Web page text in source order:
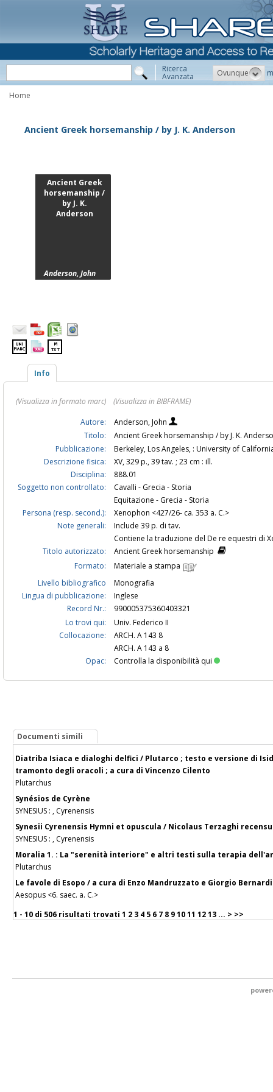
Ricerca
Avanzata Ovunque
Home
Ancient Greek horsemanship / by J. K. Anderson
Ancient Greek
horsemanship /
by J. K.
Anderson
Anderson, John
Info
(Visualizza in formato marc)
(Visualizza in BIBFRAME)
Autore:
Anderson, John
Titolo:
Ancient Greek horsemanship / by J. K.
Pubblicazione:
Berkeley, Los Angeles, : University of
Descrizione fisica:
XV, 329 p., 39 tav. ; 23 cm : ill.
Disciplina:
888.01
Soggetto non controllato:
Cavalli - Grecia - Storia
Equitazione - Grecia - Storia
Persona (resp. second.):
Xenophon <427/26- ca. 353 a. C.>
Note generali:
Include 39 p. di tav.
Contiene la traduzione del De re equestri di
Titolo autorizzato:
Ancient Greek horsemanship
Formato:
Materiale a stampa
Livello bibliografico
Monografia
Lingua di pubblicazione:
Inglese
Record Nr.:
990005375360403321
Lo trovi qui:
Univ. Federico II
Collocazione:
ARCH. A 143 8
ARCH. A 143 a 8
Opac:
Controlla la disponibilità qui
Documenti simili
Diatriba Isiaca e dialoghi delfici / Plutarco ; testo e versione di
tramonto degli oracoli ; a cura di Vincenzo Cilento
Plutarchus
Synésios de Cyrène
SYNESIUS : , Cyrenensis
Synesii Cyrenensis Hymni et opuscula / Nicolaus Terzaghi
SYNESIUS : , Cyrenensis
Moralia 1. : La "serenità interiore" e altri testi sulla terapia
Plutarchus
Le favole di Esopo / a cura di Enzo Mandruzzato e Giorgio
Aesopus <6. saec. a. C.>
1 - 10 di 506 risultati trovati 1 2 3 4 5 6 7 8 91011 1213 ... > >>